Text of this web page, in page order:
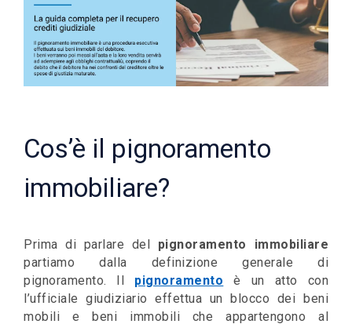
Cos’è il pignoramento
immobiliare?
Prima di parlare del pignoramento immobiliare
partiamo dalla definizione generale di
pignoramento. Il pignoramento è un atto con
l’ufficiale giudiziario effettua un blocco dei beni
mobili e beni immobili che appartengono al